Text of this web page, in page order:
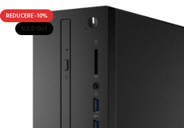
REDUCERE -10%
SOLD OUT